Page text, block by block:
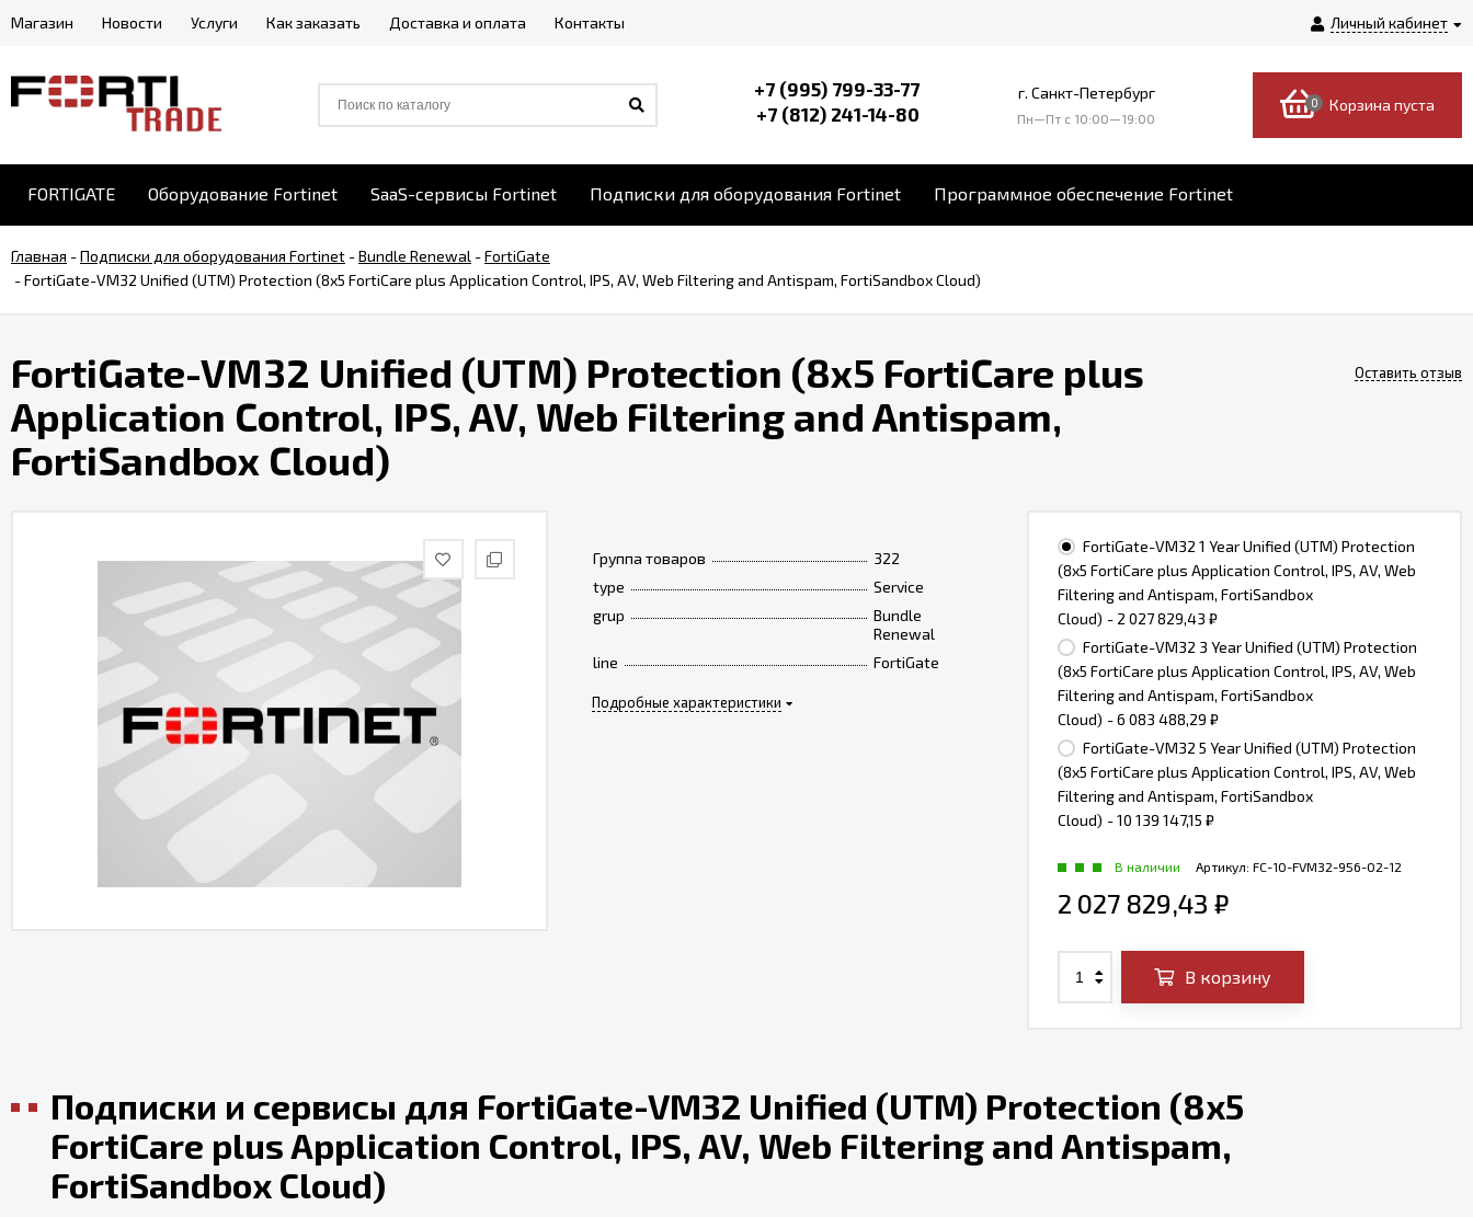
Личный кабинет
Магазин Новости Услуги Как заказать Доставка и оплата Контакты
+7 (995) 799-33-77
+7 (812) 241-14-80
г. Санкт-Петербург
Пн—Пт c 10:00—19:00
0 Корзина пуста
FORTIGATE Оборудование Fortinet SaaS-сервисы Fortinet Подписки для оборудования Fortinet Программное обеспечение Fortinet
Главная -Подписки для оборудования Fortinet -Bundle Renewal -FortiGate
-FortiGate-VM32 Unified (UTM) Protection (8x5 FortiCare plus Application Control, IPS, AV, Web Filtering and Antispam, FortiSandbox Cloud)
FortiGate-VM32 Unified (UTM) Protection (8x5 FortiCare plus
Application Control, IPS, AV, Web Filtering and Antispam,
FortiSandbox Cloud)
Оставить отзыв
Группа товаров
322
type
Service
grup
Bundle
Renewal
line
FortiGate
Подробные характеристики
FortiGate-VM32 1 Year Unified (UTM) Protection
(8x5 FortiCare plus Application Control, IPS, AV, Web
Filtering and Antispam, FortiSandbox
Cloud) - 2 027 829,43 ₽
FortiGate-VM32 3 Year Unified (UTM) Protection
(8x5 FortiCare plus Application Control, IPS, AV, Web
Filtering and Antispam, FortiSandbox
Cloud) - 6 083 488,29 ₽
FortiGate-VM32 5 Year Unified (UTM) Protection
(8x5 FortiCare plus Application Control, IPS, AV, Web
Filtering and Antispam, FortiSandbox
Cloud) - 10 139 147,15 ₽
Артикул: FC-10-FVM32-956-02-12
В наличии
2 027 829,43 ₽
В корзину
Подписки и сервисы для FortiGate-VM32 Unified (UTM) Protection (8x5
FortiCare plus Application Control, IPS, AV, Web Filtering and Antispam,
FortiSandbox Cloud)